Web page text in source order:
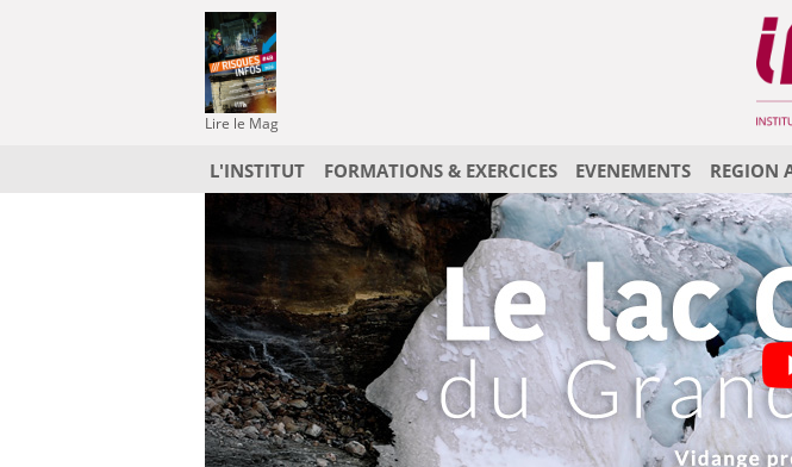
Lire le Mag
L'INSTITUT FORMATIONS & EXERCICES EVENEMENTS REGION